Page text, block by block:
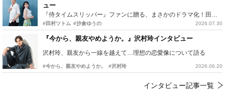
ュー
『侍タイムスリッパー』ファンに贈る、まさかのドラマ化！田村ツトム×沙倉ゆうのが語る『心配無用ノ介』撮影秘話
#田村ツトム #沙倉ゆうの 2026.07.30
『今から、親友やめようか。』沢村玲インタビュー
沢村玲、親友から一線を越えて…理想の恋愛像について語る
#今から、親友やめようか。 #沢村玲 2026.06.20
インタビュー記事一覧